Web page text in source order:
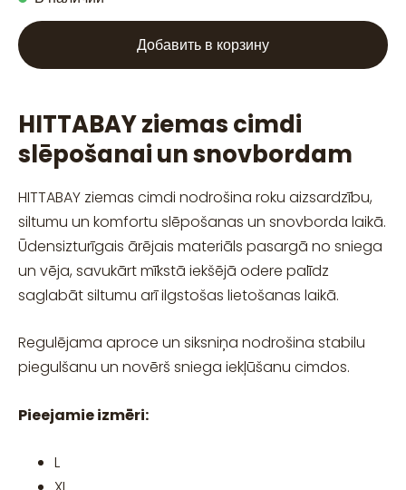
Добавить в корзину
HITTABAY ziemas cimdi
slēpošanai un snovbordam
HITTABAY ziemas cimdi nodrošina roku aizsardzību,
siltumu un komfortu slēpošanas un snovborda laikā.
Ūdensizturīgais ārējais materiāls pasargā no sniega
un vēja, savukārt mīkstā iekšējā odere palīdz
saglabāt siltumu arī ilgstošas lietošanas laikā.
Regulējama aproce un siksniņa nodrošina stabilu
piegulšanu un novērš sniega iekļūšanu cimdos.
Pieejamie izmēri:
L